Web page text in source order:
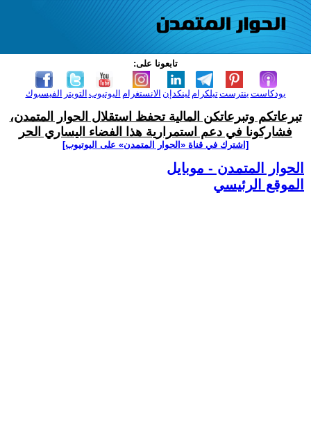
تابعونا على:
الفيسبوك التويتر اليوتيوب الانستغرام لينكدإن تيلكرامبنترست بودكاست
تبرعاتكم وتبرعاتكن المالية تحفظ استقلال الحوار المتمدن،
فشاركونا في دعم استمرارية هذا الفضاء اليساري الحر
[اشترك في قناة ‫«الحوار المتمدن» على اليوتيوب]
الحوار المتمدن - موبايل
الموقع الرئيسي